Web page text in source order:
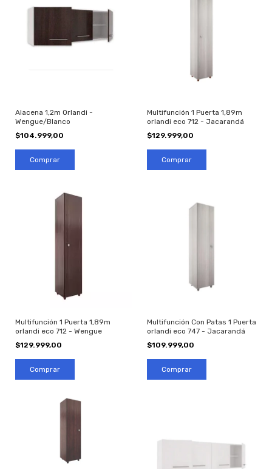
Alacena 1,2m Orlandi -
Wengue/Blanco
$104.999,00
Comprar
Multifunción 1 Puerta 1,89m
orlandi eco 712 - Jacarandá
$129.999,00
Comprar
Multifunción 1 Puerta 1,89m
orlandi eco 712 - Wengue
$129.999,00
Comprar
Multifunción Con Patas 1 Puerta
orlandi eco 747 - Jacarandá
$109.999,00
Comprar